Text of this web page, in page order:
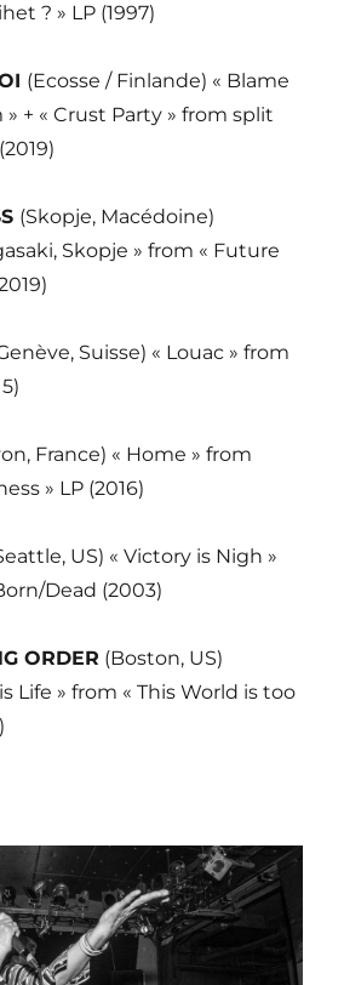
? » LP (1997)
(Ecosse / Finlande) « Blame
+ « Crust Party » from split
(Skopje, Macédoine)
Skopje » from « Future
Suisse) « Louac » from
France) « Home » from
» LP (2016)
US) « Victory is Nigh »
Dead (2003)
ORDER (Boston, US)
Life » from « This World is too